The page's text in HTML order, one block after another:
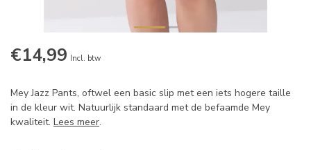
€14,99 Incl. btw
Mey Jazz Pants, oftwel een basic slip met een iets hogere taille
in de kleur wit. Natuurlijk standaard met de befaamde Mey
kwaliteit. Lees meer.